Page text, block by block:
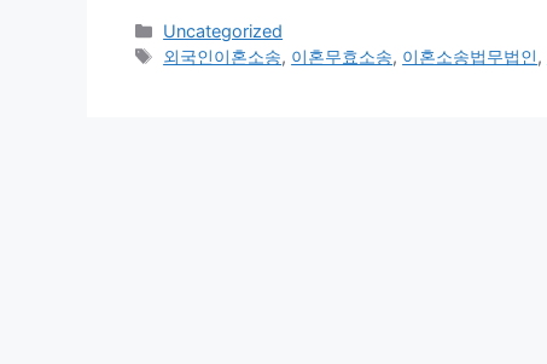
카
테
Uncategorized
태
외국인이혼소송, 이혼무효소송, 이혼소송법무법인,